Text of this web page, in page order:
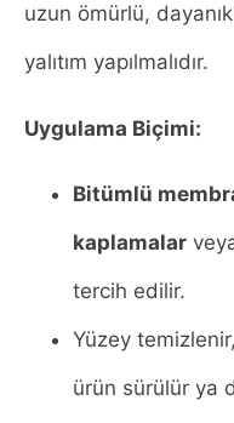
uzun ömürlü,
yalıtım yapılmalıdır.
Uygulama Biçimi:
Bitümlü
kaplamalar
tercih edilir.
Yüzey
ürün sürülür ya